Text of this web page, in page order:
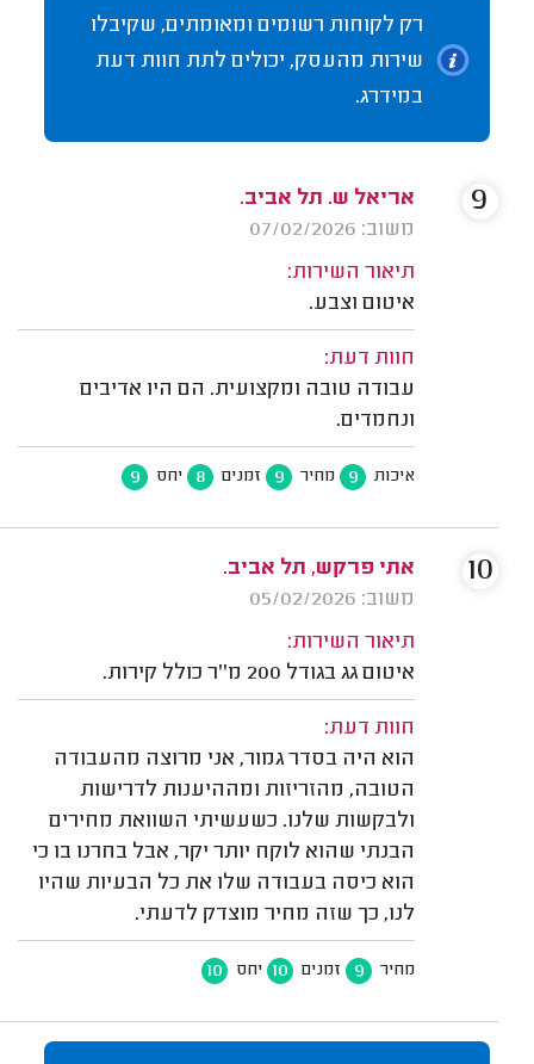
רק לקוחות רשומים ומאומתים, שקיבלו
שירות מהעסק, יכולים לתת חוות דעת
במידרג.
אריאל ש. תל אביב.
משוב: 07/02/2026
תיאור השירות:
איטום וצבע.
חוות דעת:
עבודה טובה ומקצועית. הם היו אדיבים
ונחמדים.
איכות 9 מחיר 9 זמנים 8 יחס 9
9
אתי פרקש, תל אביב.
משוב: 05/02/2026
תיאור השירות:
איטום גג בגודל 200 מ''ר כולל קירות.
חוות דעת:
הוא היה בסדר גמור, אני מרוצה מהעבודה
הטובה, מהזריזות ומההיענות לדרישות
ולבקשות שלנו. כשעשיתי השוואת מחירים
הבנתי שהוא לוקח יותר יקר, אבל בחרנו בו כי
הוא כיסה בעבודה שלו את כל הבעיות שהיו
לנו, כך שזה מחיר מוצדק לדעתי.
מחיר 9 זמנים 10 יחס 10
10